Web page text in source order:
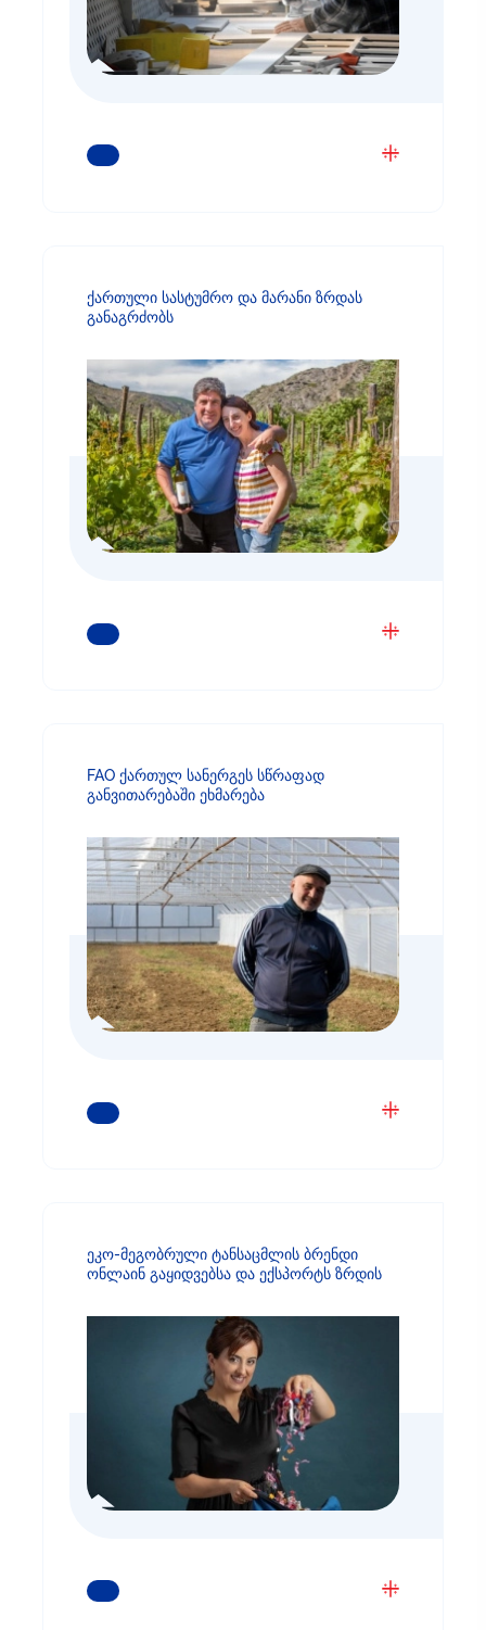
ᲒᲐᲘᲒᲔᲗ ᲛᲔᲢᲘ
ქართული სასტუმრო და მარანი ზრდას
განაგრძობს
ᲒᲐᲘᲒᲔᲗ ᲛᲔᲢᲘ
FAO ქართულ სანერგეს სწრაფად
განვითარებაში ეხმარება
ᲒᲐᲘᲒᲔᲗ ᲛᲔᲢᲘ
ეკო-მეგობრული ტანსაცმლის ბრენდი
ონლაინ გაყიდვებსა და ექსპორტს ზრდის
ᲒᲐᲘᲒᲔᲗ ᲛᲔᲢᲘ